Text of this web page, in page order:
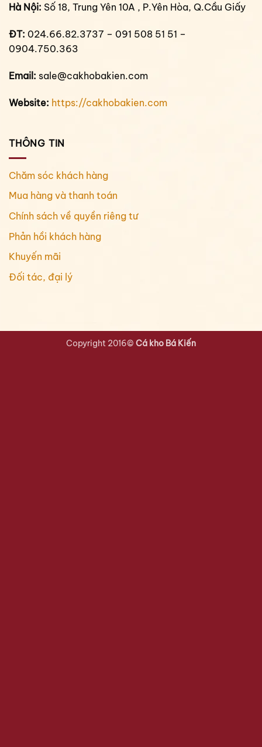
Hà Nội: Số 18, Trung Yên 10A , P.Yên Hòa, Q.Cầu Giấy
ĐT: 024.66.82.3737 – 091 508 51 51 –
0904.750.363
Email: sale@cakhobakien.com
Website: https://cakhobakien.com
THÔNG TIN
Chăm sóc khách hàng
Mua hàng và thanh toán
Chính sách về quyền riêng tư
Phản hồi khách hàng
Khuyến mãi
Đối tác, đại lý
Copyright 2016© Cá kho Bá Kiến